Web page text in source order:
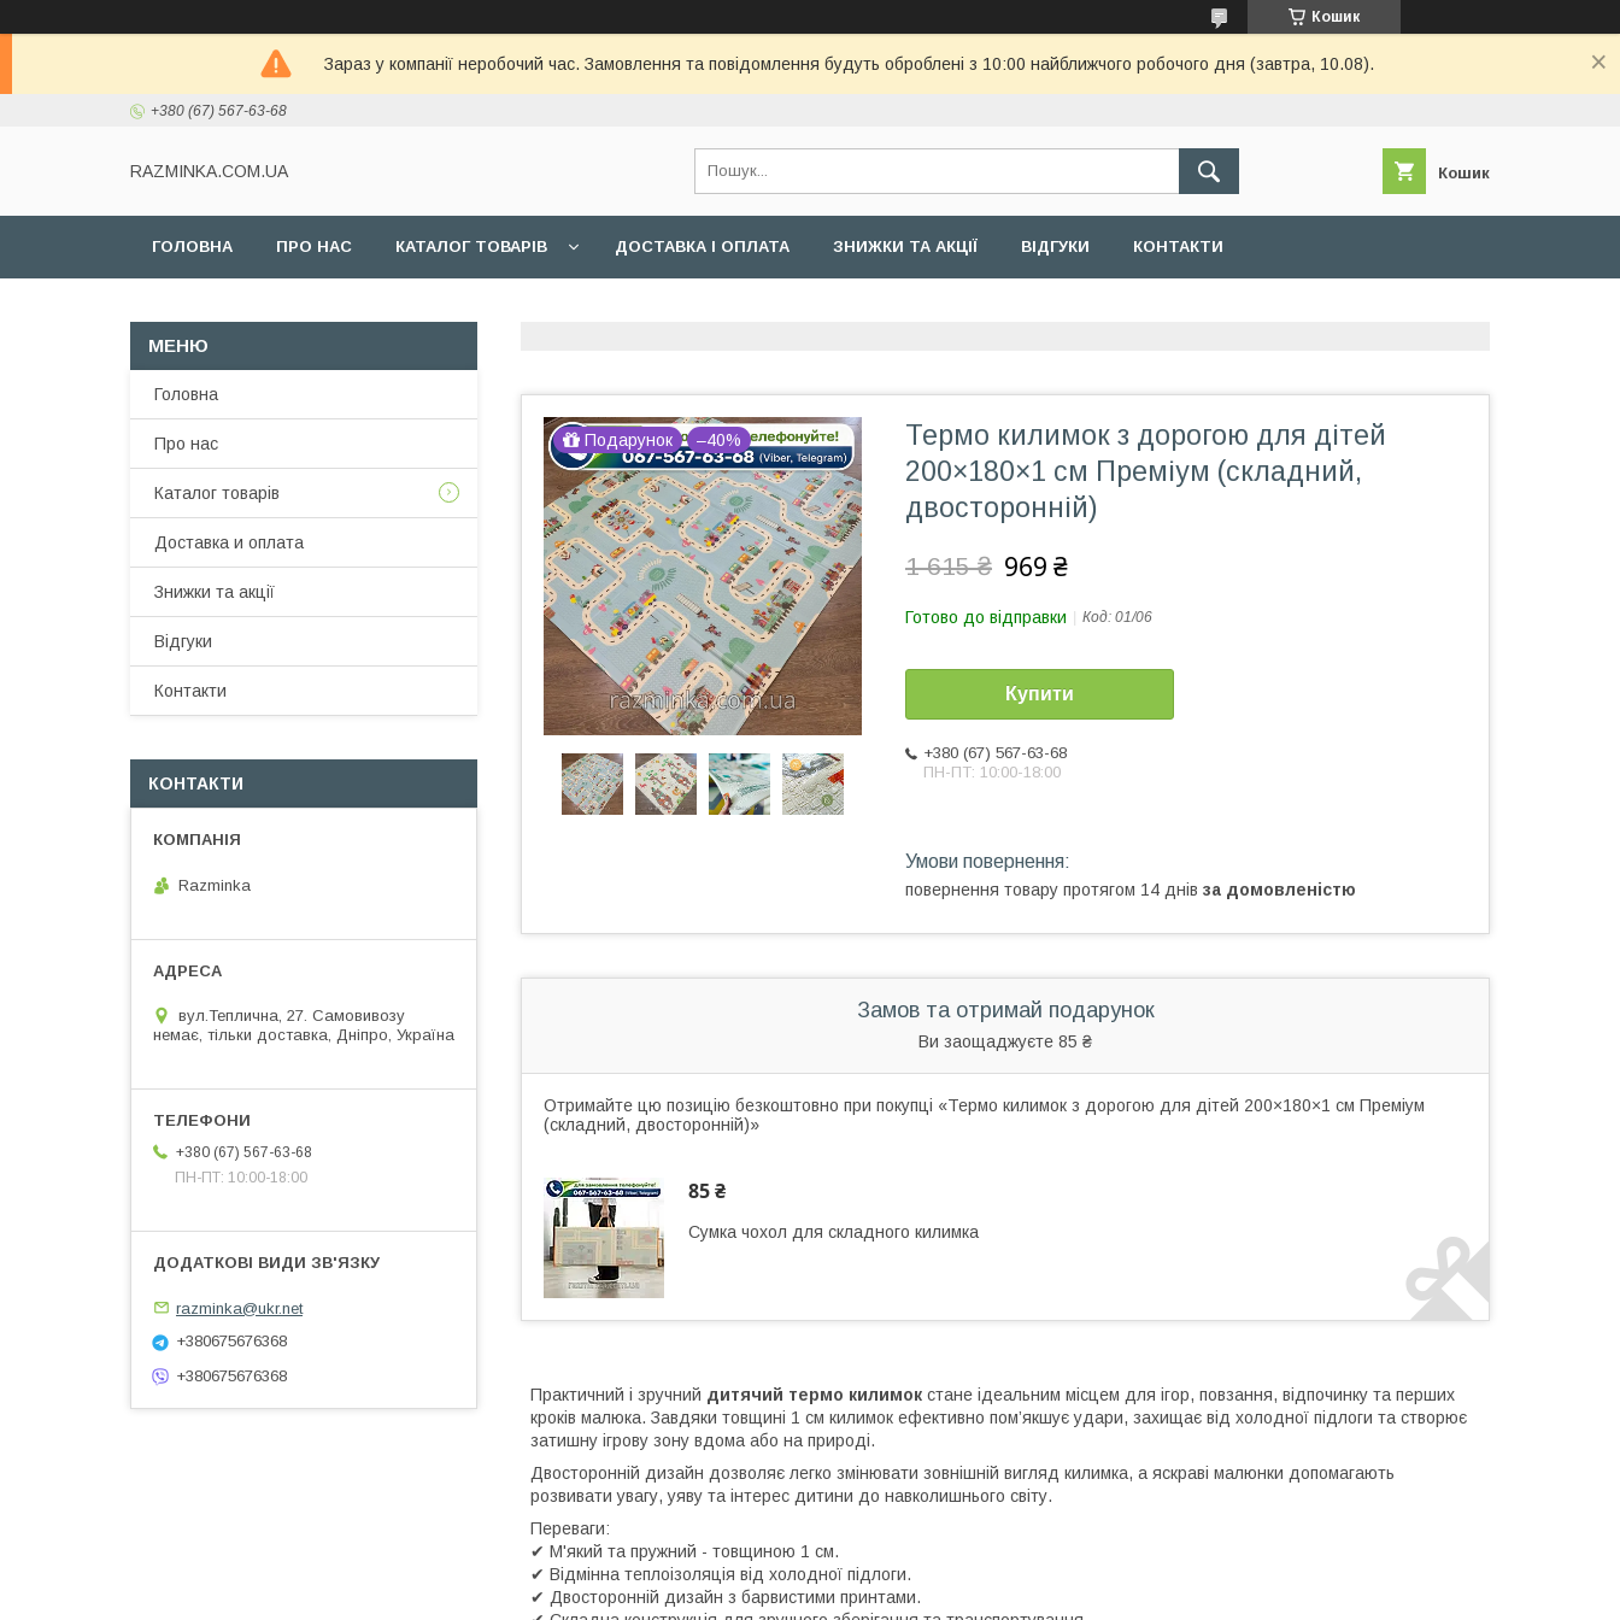
Кошик
Зараз у компанії неробочий час. Замовлення та повідомлення будуть оброблені з 10:00 найближчого робочого дня (завтра, 10.08).
+380 (67) 567-63-68
RAZMINKA.COM.UA Кошик
ГОЛОВНА ПРО НАС КАТАЛОГ ТОВАРІВ ДОСТАВКА І ОПЛАТА ЗНИЖКИ ТА АКЦІЇ ВІДГУКИ КОНТАКТИ
Подарунок –40%
Термо килимок з дорогою для дітей
200×180×1 см Преміум (складний,
двосторонній)
1 615 ₴ 969 ₴
Готово до відправки Код: 01/06
Купити
+380 (67) 567-63-68
ПН-ПТ: 10:00-18:00
повернення товару протягом 14 днів за домовленістю
Замов та отримай подарунок
Ви заощаджуєте 85 ₴
Отримайте цю позицію безкоштовно при покупці «Термо килимок з дорогою для дітей 200×180×1 см Преміум
(складний, двосторонній)»
85 ₴
Сумка чохол для складного килимка
Практичний і зручний дитячий термо килимок стане ідеальним місцем для ігор, повзання, відпочинку та перших
кроків малюка. Завдяки товщині 1 см килимок ефективно пом’якшує удари, захищає від холодної підлоги та створює
затишну ігрову зону вдома або на природі.
Двосторонній дизайн дозволяє легко змінювати зовнішній вигляд килимка, а яскраві малюнки допомагають
розвивати увагу, уяву та інтерес дитини до навколишнього світу.
Переваги:
✔ М'який та пружний - товщиною 1 см.
✔ Відмінна теплоізоляція від холодної підлоги.
✔ Двосторонній дизайн з барвистими принтами.
Головна
Про нас
Каталог товарів
Доставка и оплата
Знижки та акції
Відгуки
Контакти
КОНТАКТИ
Razminka
вул.Теплична, 27. Самовивозу
немає, тільки доставка, Дніпро, Україна
+380 (67) 567-63-68
ПН-ПТ: 10:00-18:00
razminka@ukr.net
+380675676368
+380675676368